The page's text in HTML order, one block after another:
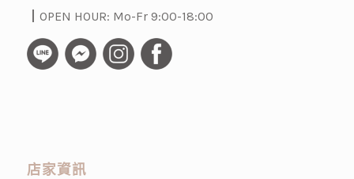
┃OPEN HOUR: Mo-Fr 9:00-18:00
店家資訊